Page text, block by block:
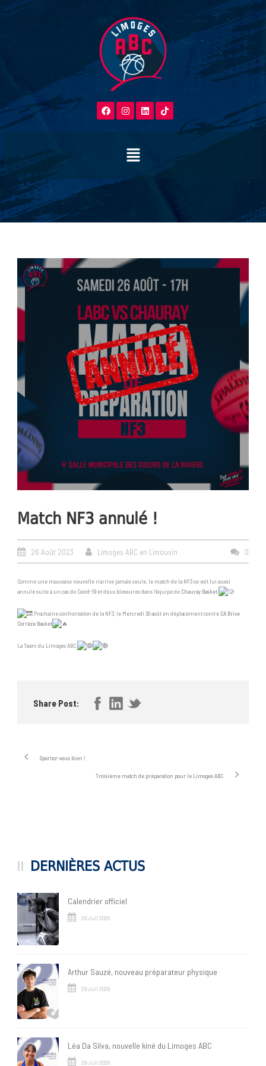
Match NF3 annulé !
26 Août 2023 Limoges ABC en Limousin 0
Comme une mauvaise nouvelle n’arrive jamais seule, le match de la NF3 se voit lui aussi
annulé suite à un cas de Covid-19 et deux blessures dans l’équipe de Chauray Basket
Prochaine confrontation de la NF3, le Mercredi 30 août en déplacement contre CA Brive
Corrèze Basket
La Team du Limoges ABC
Share Post:
Sportez-vous bien !
Troisième match de préparation pour le Limoges ABC
DERNIÈRES ACTUS
Calendrier officiel
29 Juil 2026
Arthur Sauzé, nouveau préparateur physique
29 Juil 2026
Léa Da Silva, nouvelle kiné du Limoges ABC
29 Juil 2026